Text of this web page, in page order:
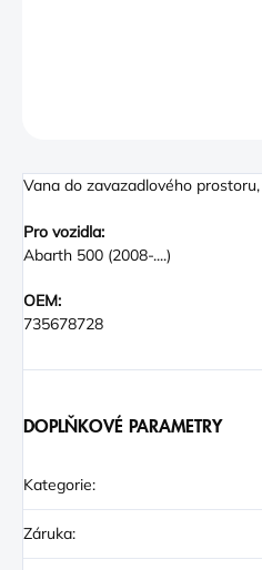
Vana do zavazadlového
Pro vozidla:
Abarth 500 (2008-....)
OEM:
735678728
DOPLŇKOVÉ PARAMETRY
Kategorie:
Záruka: